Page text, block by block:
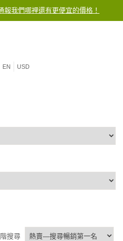
報我們哪裡還有更便宜的價格！
EN USD
搜尋